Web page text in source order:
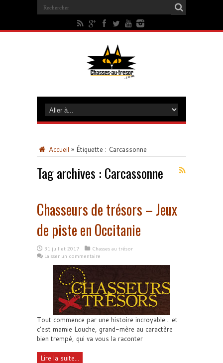
Accueil » Étiquette : Carcassonne
Tag archives : Carcassonne
Chasseurs de trésors – Jeux
de piste en Occitanie
31 juillet 2017
Chasses au trésor
Laisser un commentaire
Tout commence par une histoire incroyable... et
c’est mamie Louche, grand-mère au caractère
bien trempé, qui va vous la raconter
Lire la suite...